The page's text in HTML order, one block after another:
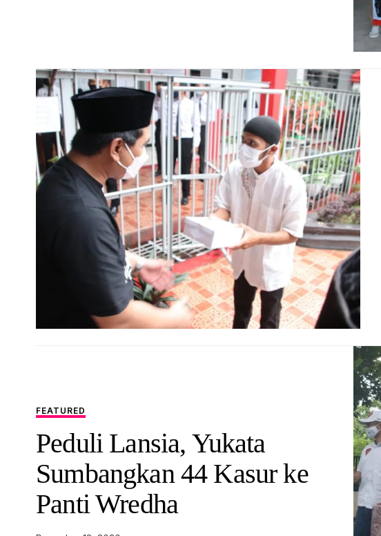
FEATURED
Peduli Lansia, Yukata
Sumbangkan 44 Kasur ke
Panti Wredha